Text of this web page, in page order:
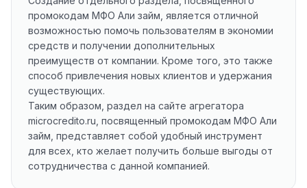
промокодам МФО Али займ, является отличной
возможностью помочь пользователям в экономии
средств и получении дополнительных
преимуществ от компании. Кроме того, это также
способ привлечения новых клиентов и удержания
существующих.
Таким образом, раздел на сайте агрегатора
microcredito.ru, посвященный промокодам МФО Али
займ, представляет собой удобный инструмент
для всех, кто желает получить больше выгоды от
сотрудничества с данной компанией.